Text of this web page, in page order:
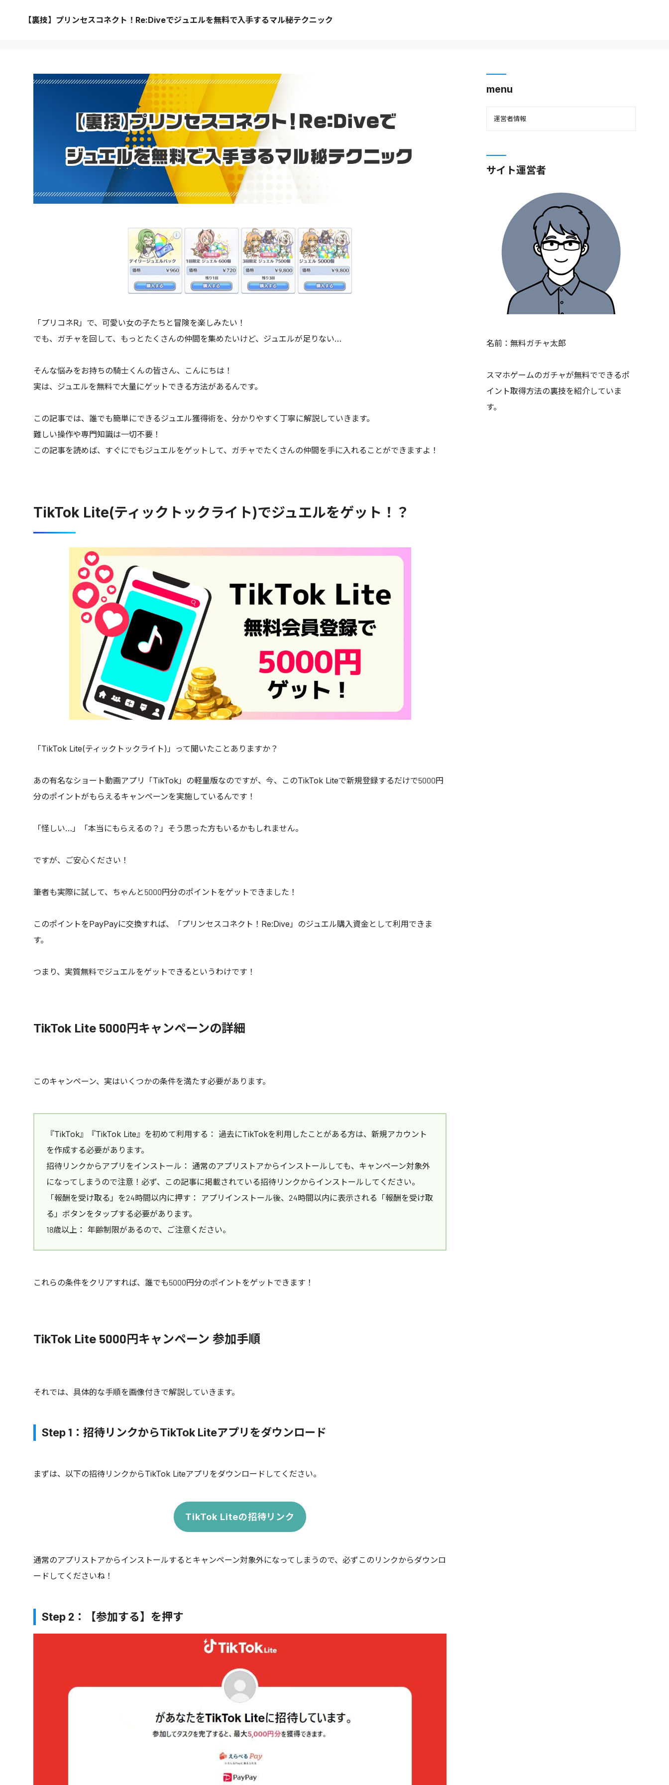
【裏技】プリンセスコネクト！Re:Diveでジュエルを無料で入手するマル秘テクニック
「プリコネR」で、可愛い女の子たちと冒険を楽しみたい！
でも、ガチャを回して、もっとたくさんの仲間を集めたいけど、ジュエルが足りない…
そんな悩みをお持ちの騎士くんの皆さん、こんにちは！
実は、ジュエルを無料で大量にゲットできる方法があるんです。
この記事では、誰でも簡単にできるジュエル獲得術を、分かりやすく丁寧に解説していきます。
難しい操作や専門知識は一切不要！
この記事を読めば、すぐにでもジュエルをゲットして、ガチャでたくさんの仲間を手に入れることができますよ！
TikTok Lite(ティックトックライト)でジュエルをゲット！？
「TikTok Lite(ティックトックライト)」って聞いたことありますか？
あの有名なショート動画アプリ「TikTok」の軽量版なのですが、今、このTikTok Liteで新規登録するだけで5000円
分のポイントがもらえるキャンペーンを実施しているんです！
「怪しい…」「本当にもらえるの？」そう思った方もいるかもしれません。
ですが、ご安心ください！
筆者も実際に試して、ちゃんと5000円分のポイントをゲットできました！
このポイントをPayPayに交換すれば、「プリンセスコネクト！Re:Dive」のジュエル購入資金として利用できま
す。
つまり、実質無料でジュエルをゲットできるというわけです！
TikTok Lite 5000円キャンペーンの詳細
このキャンペーン、実はいくつかの条件を満たす必要があります。
『TikTok』『TikTok Lite』を初めて利用する： 過去にTikTokを利用したことがある方は、新規アカウント
を作成する必要があります。
招待リンクからアプリをインストール： 通常のアプリストアからインストールしても、キャンペーン対象外
になってしまうので注意！必ず、この記事に掲載されている招待リンクからインストールしてください。
「報酬を受け取る」を24時間以内に押す： アプリインストール後、24時間以内に表示される「報酬を受け取
る」ボタンをタップする必要があります。
18歳以上： 年齢制限があるので、ご注意ください。
これらの条件をクリアすれば、誰でも5000円分のポイントをゲットできます！
TikTok Lite 5000円キャンペーン 参加手順
それでは、具体的な手順を画像付きで解説していきます。
Step 1：招待リンクからTikTok Liteアプリをダウンロード
まずは、以下の招待リンクからTikTok Liteアプリをダウンロードしてください。
TikTok Liteの招待リンク
通常のアプリストアからインストールするとキャンペーン対象外になってしまうので、必ずこのリンクからダウンロ
ードしてくださいね！
Step 2：【参加する】を押す
menu
運営者情報
サイト運営者
名前：無料ガチャ太郎
スマホゲームのガチャが無料でできるポ
イント取得方法の裏技を紹介していま
す。